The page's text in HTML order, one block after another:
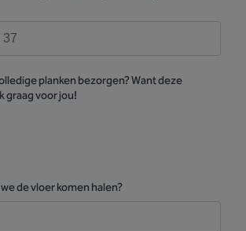
planken bezorgen? Want deze
graag voor jou!
de vloer komen halen?